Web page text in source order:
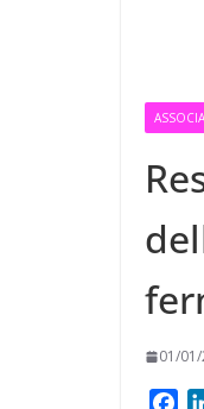
01/01/